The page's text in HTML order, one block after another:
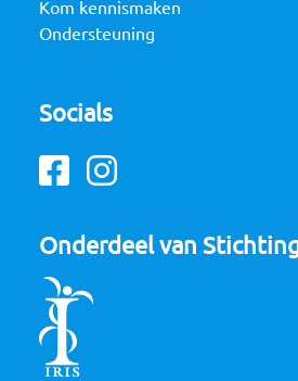
Kom kennismaken
Ondersteuning
Socials
Facebook
Instagram
Onderdeel van